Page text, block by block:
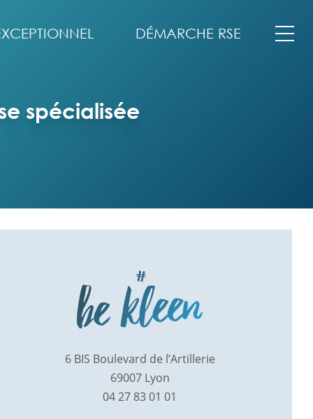
DÉMARCHE RSE
spécialisée
6 BIS Boulevard de l’Artillerie
69007 Lyon
04 27 83 01 01